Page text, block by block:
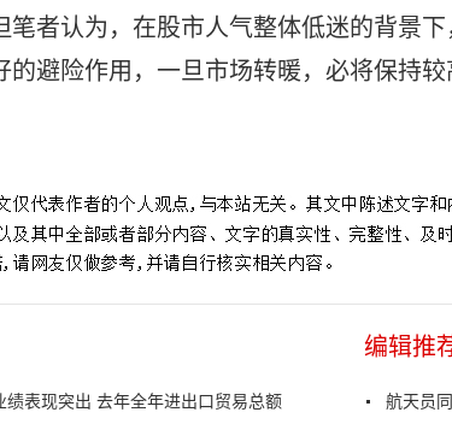
笔者认为，在股市人气整体低迷的背景
的避险作用，一旦市场转暖，必将保持较
绩表现突出 去年全年进出口贸易总额
编辑推
航天员